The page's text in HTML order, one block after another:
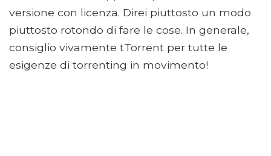
versione con licenza. Direi piuttosto un modo
piuttosto rotondo di fare le cose. In generale,
consiglio vivamente tTorrent per tutte le
esigenze di torrenting in movimento!